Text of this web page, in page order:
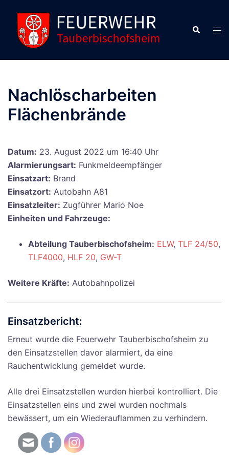
Inhalt
springen
Suche
Nachlöscharbeiten
Flächenbrände
Datum: 23. August 2022 um 16:40 Uhr
Alarmierungsart: Funkmeldeempfänger
Einsatzart: Brand
Einsatzort: Autobahn A81
Einsatzleiter: Zugführer Mario Noe
Einheiten und Fahrzeuge:
Abteilung Tauberbischofsheim: ELW, TLF 24/50,
TLF4000, HLF 20, GW-T
Weitere Kräfte: Autobahnpolizei
Einsatzbericht:
Erneut wurde die Feuerwehr Tauberbischofsheim zu
den Einsatzstellen davor alarmiert, da eine
Rauchentwicklung gemeldet wurde.
Alle drei Einsatzstellen wurden hierbei kontrolliert. Die
Einsatzstellen eins und zwei wurden nochmals
bewässert, um ein Wiederauflammen zu verhindern.